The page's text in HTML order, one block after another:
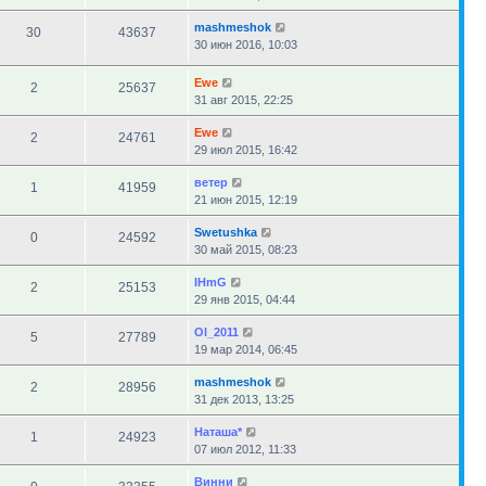
30 43637
mashmeshok
30 июн 2016, 10:03
2 25637
Ewe
31 авг 2015, 22:25
2 24761
Ewe
29 июл 2015, 16:42
1 41959
ветер
21 июн 2015, 12:19
0 24592
Swetushka
30 май 2015, 08:23
2 25153
IHmG
29 янв 2015, 04:44
5 27789
Ol_2011
19 мар 2014, 06:45
2 28956
mashmeshok
31 дек 2013, 13:25
1 24923
Наташа*
07 июл 2012, 11:33
Винни